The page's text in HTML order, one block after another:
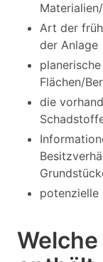
Art der
der Anlage
Flächen/
die
potenzielle